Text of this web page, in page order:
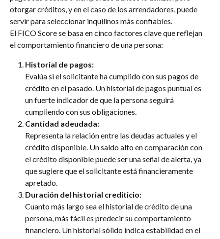
otorgar créditos, y en el caso de los arrendadores, puede
servir para seleccionar inquilinos más confiables.
El FICO Score se basa en cinco factores clave que reflejan
el comportamiento financiero de una persona:
Historial de pagos:
Evalúa si el solicitante ha cumplido con sus pagos de
crédito en el pasado. Un historial de pagos puntual es
un fuerte indicador de que la persona seguirá
cumpliendo con sus obligaciones.
Cantidad adeudada:
Representa la relación entre las deudas actuales y el
crédito disponible. Un saldo alto en comparación con
el crédito disponible puede ser una señal de alerta, ya
que sugiere que el solicitante está financieramente
apretado.
Duración del historial crediticio:
Cuanto más largo sea el historial de crédito de una
persona, más fácil es predecir su comportamiento
financiero. Un historial sólido indica estabilidad en el